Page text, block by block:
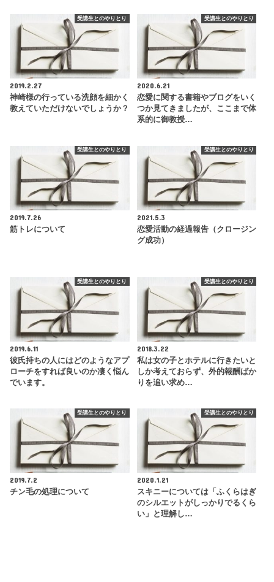
受講生とのやりとり
2019.2.27
神崎様の行っている洗顔を細かく
教えていただけないでしょうか？
受講生とのやりとり
2020.6.21
恋愛に関する書籍やブログをいく
つか見てきましたが、ここまで体
系的に御教授…
受講生とのやりとり
2019.7.26
筋トレについて
受講生とのやりとり
2021.5.3
恋愛活動の経過報告（クロージン
グ成功）
受講生とのやりとり
2019.6.11
彼氏持ちの人にはどのようなアプ
ローチをすれば良いのか凄く悩ん
でいます。
受講生とのやりとり
2018.3.22
私は女の子とホテルに行きたいと
しか考えておらず、外的報酬ばか
りを追い求め…
受講生とのやりとり
2019.7.2
チン毛の処理について
受講生とのやりとり
2020.1.21
スキニーについては「ふくらはぎ
のシルエットがしっかりでるくら
い」と理解し…